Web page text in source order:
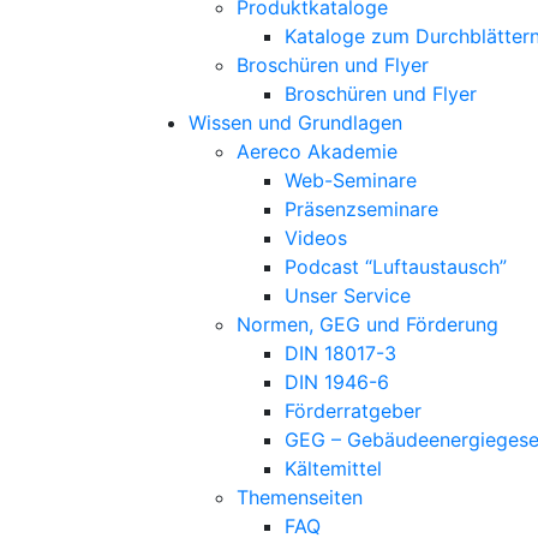
Produktkataloge
Kataloge zum
Broschüren und Flyer
Broschüren und Flyer
Wissen und Grundlagen
Aereco Akademie
Web-Seminare
Präsenzseminare
Videos
Podcast “Luftaustausch”
Unser Service
Normen, GEG und Förderung
DIN 18017-3
DIN 1946-6
Förderratgeber
GEG –
Kältemittel
Themenseiten
FAQ